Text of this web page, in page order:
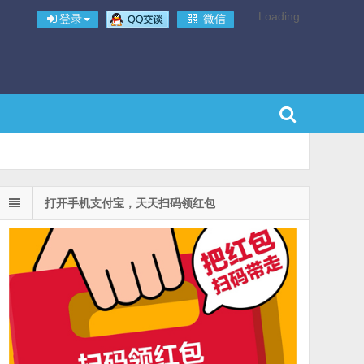
登录 微信 Loading...
打开手机支付宝，天天扫码领红包